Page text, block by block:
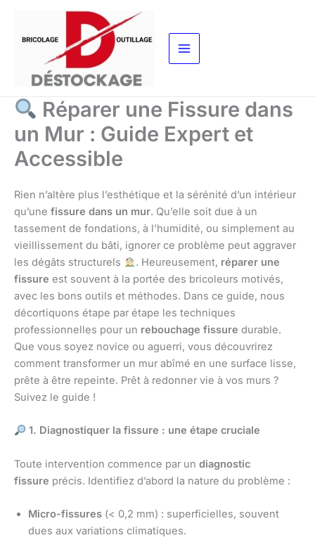
contenu
Réparer une Fissure dans
un Mur : Guide Expert et
Accessible
Rien n’altère plus l’esthétique et la sérénité d’un intérieur
qu’une fissure dans un mur. Qu’elle soit due à un
tassement de fondations, à l’humidité, ou simplement au
vieillissement du bâti, ignorer ce problème peut aggraver
les dégâts structurels
. Heureusement, réparer une
fissure est souvent à la portée des bricoleurs motivés,
avec les bons outils et méthodes. Dans ce guide, nous
décortiquons étape par étape les techniques
professionnelles pour un rebouchage fissure durable.
Que vous soyez novice ou aguerri, vous découvrirez
comment transformer un mur abîmé en une surface lisse,
prête à être repeinte. Prêt à redonner vie à vos murs ?
Suivez le guide !
1. Diagnostiquer la fissure : une étape cruciale
Toute intervention commence par un diagnostic
fissure précis. Identifiez d’abord la nature du problème :
Micro-fissures (< 0,2 mm) : superficielles, souvent
dues aux variations climatiques.